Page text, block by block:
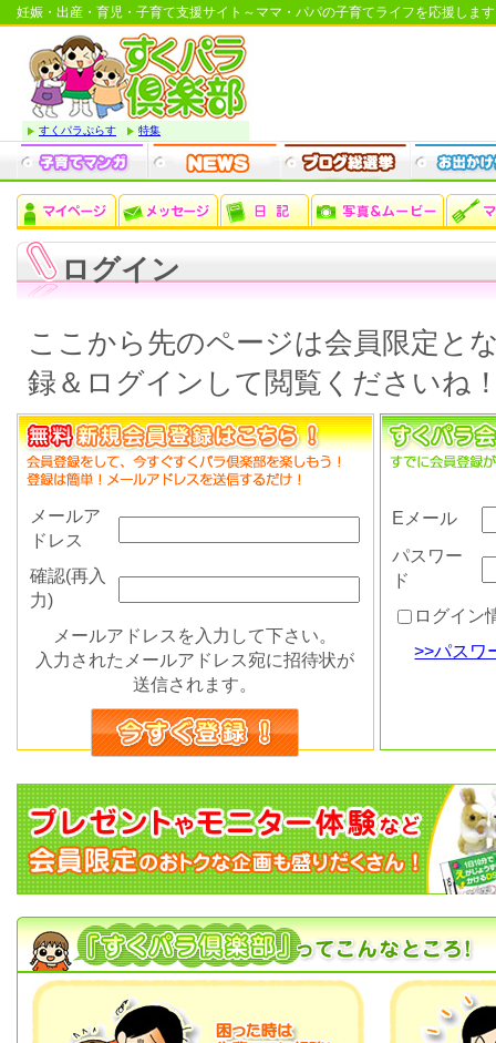
妊娠・出産・育児・子育て支援サイト～ママ・パパの子育てライフを応援しま
すくパラぷらす 特集
ログイン
ここから先のページは会員限定と
録＆ログインして閲覧くださいね
メールア
ドレス
確認(再入
力)
メールアドレスを入力して下さい。
入力されたメールアドレス宛に招待状が
送信されます。
Eメール
パスワー
ド
ログイン
>>パスワ